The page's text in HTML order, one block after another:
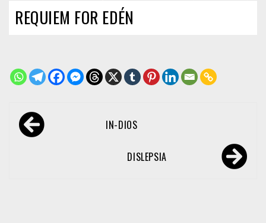
REQUIEM FOR EDÉN
Navegación
de IN-DIOS
DISLEPSIA